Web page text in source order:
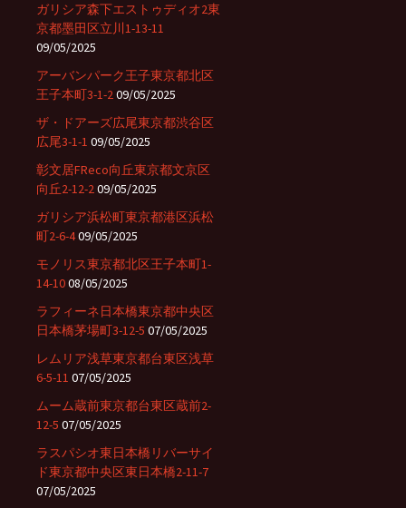
ガリシア森下エストゥディオ2東
京都墨田区立川1-13-11
09/05/2025
アーバンパーク王子東京都北区
王子本町3-1-209/05/2025
ザ・ドアーズ広尾東京都渋谷区
広尾3-1-1 09/05/2025
彰文居FReco向丘東京都文京区
向丘2-12-209/05/2025
ガリシア浜松町東京都港区浜松
町2-6-409/05/2025
モノリス東京都北区王子本町1-
14-1008/05/2025
ラフィーネ日本橋東京都中央区
日本橋茅場町3-12-5 07/05/2025
レムリア浅草東京都台東区浅草
6-5-11 07/05/2025
ムーム蔵前東京都台東区蔵前2-
12-5 07/05/2025
ラスパシオ東日本橋リバーサイ
ド東京都中央区東日本橋2-11-7
07/05/2025